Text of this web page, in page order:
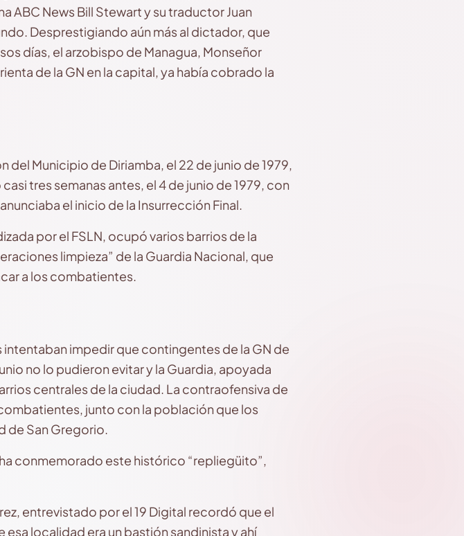
ABC News Bill Stewart y su traductor Juan
Desprestigiando aún más al dictador, que
días, el arzobispo de Managua, Monseñor
de la GN en la capital, ya había cobrado la
Municipio de Diriamba, el 22 de junio de 1979,
tres semanas antes, el 4 de junio de 1979, con
el inicio de la Insurrección Final.
por el FSLN, ocupó varios barrios de la
limpieza” de la Guardia Nacional, que
a los combatientes.
impedir que contingentes de la GN de
no lo pudieron evitar y la Guardia, apoyada
centrales de la ciudad. La contraofensiva de
junto con la población que los
de San Gregorio.
conmemorado este histórico “repliegüito”,
entrevistado por el 19 Digital recordó que el
localidad era un bastión sandinista y ahí